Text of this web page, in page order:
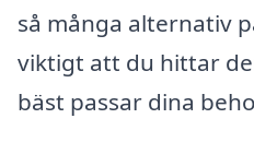
så många alternativ
viktigt att du hittar
bäst passar dina